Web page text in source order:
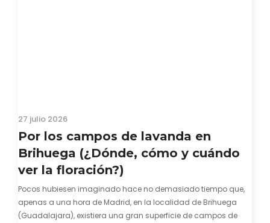
27 julio 2026
Por los campos de lavanda en
Brihuega (¿Dónde, cómo y cuándo
ver la floración?)
Pocos hubiesen imaginado hace no demasiado tiempo que,
apenas a una hora de Madrid, en la localidad de Brihuega
(Guadalajara), existiera una gran superficie de campos de